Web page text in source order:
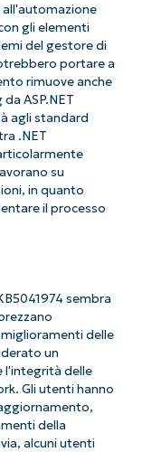
gli elementi
del gestore di
portare a
rimuove anche
ASP.NET
agli standard
.NET
su
in quanto
il processo
sembra
delle
un
l'integrità delle
Gli utenti hanno
della
alcuni utenti